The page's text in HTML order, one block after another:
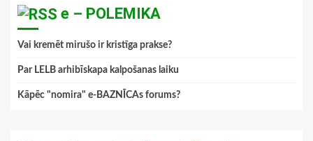
e – POLEMIKA
Vai kremēt mirušo ir kristīga prakse?
Par LELB arhibīskapa kalpošanas laiku
Kāpēc "nomira" e-BAZNĪCAs forums?